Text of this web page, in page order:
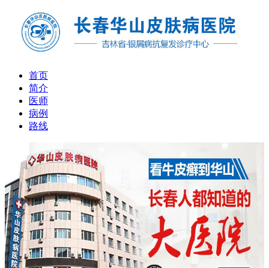
首页
简介
医师
病例
路线